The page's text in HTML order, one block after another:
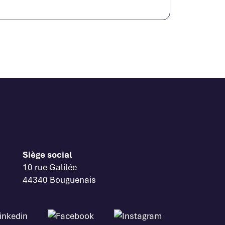
Siège social
10 rue Galilée
44340 Bouguenais